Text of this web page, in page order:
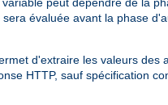
sera évaluée avant la phase
d'extraire les valeurs des
HTTP, sauf spécification